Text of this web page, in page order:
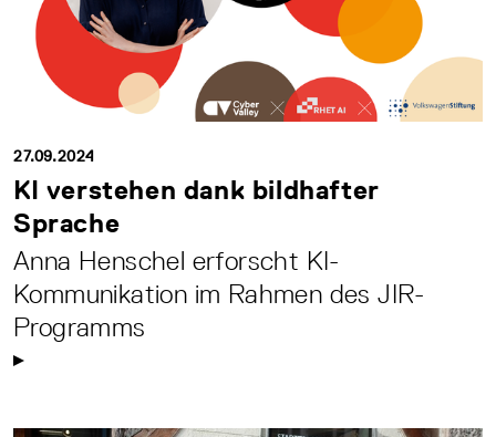
27.09.2024
KI verstehen dank bildhafter
Sprache
Anna Henschel erforscht KI-
Kommunikation im Rahmen des JIR-
Programms